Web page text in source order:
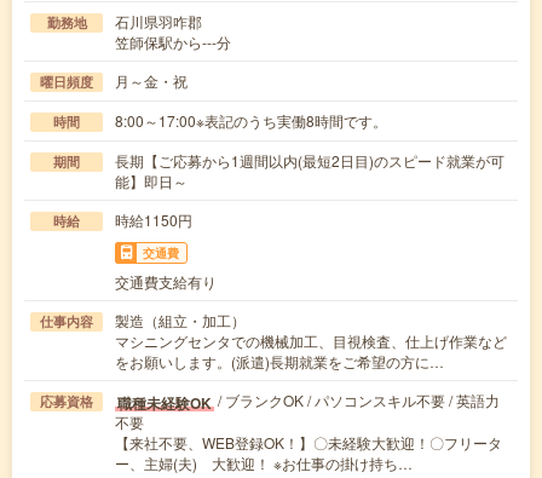
勤務地
石川県羽咋郡
笠師保駅から---分
曜日頻度 月～金・祝
時間 8:00～17:00※表記のうち実働8時間です。
期間
長期【ご応募から1週間以内(最短2日目)のスピード就業が可
能】即日～
時給 時給1150円
交通費
交通費支給有り
仕事内容
製造（組立・加工）
マシニングセンタでの機械加工、目視検査、仕上げ作業など
をお願いします。(派遣)長期就業をご希望の方に…
応募資格 職種未経験OK / ブランクOK / パソコンスキル不要 / 英語力
不要
【来社不要、WEB登録OK！】〇未経験大歓迎！〇フリータ
ー、主婦(夫) 大歓迎！ ※お仕事の掛け持ち…